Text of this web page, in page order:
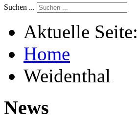
Suchen ...
Aktuelle Seite:
Home
Weidenthal
News